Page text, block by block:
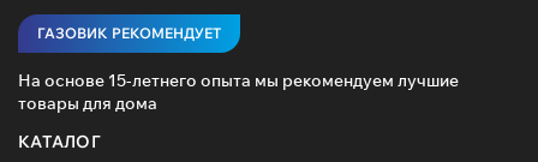
ГАЗОВИК РЕКОМЕНДУЕТ
На основе 15-летнего опыта мы рекомендуем лучшие
товары для дома
КАТАЛОГ